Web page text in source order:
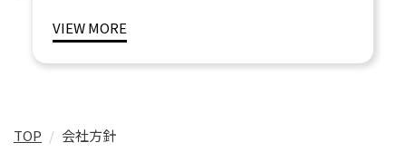
VIEW MORE
TOP 会社方針